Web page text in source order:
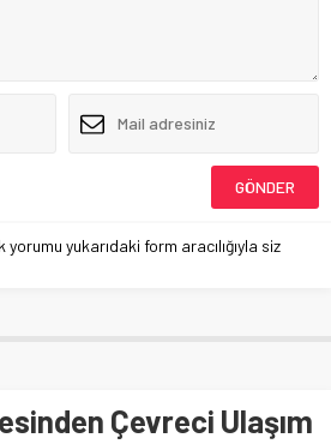
yorumu yukarıdaki form aracılığıyla siz
Çevreci Ulaşım